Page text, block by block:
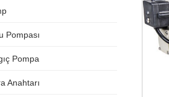
Pompası
Pompa
Anahtarı